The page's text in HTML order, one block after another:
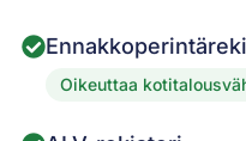
Oikeuttaa